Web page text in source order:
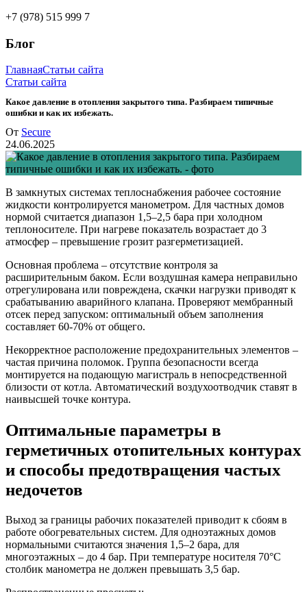
+7 (978) 515 999 7
Блог
ГлавнаяСтатьи сайта
Статьи сайта
Какое давление в отопления закрытого типа. Разбираем типичные
ошибки и как их избежать.
От Secure
24.06.2025
В замкнутых системах теплоснабжения рабочее состояние
жидкости контролируется манометром. Для частных домов
нормой считается диапазон 1,5–2,5 бара при холодном
теплоносителе. При нагреве показатель возрастает до 3
атмосфер – превышение грозит разгерметизацией.
Основная проблема – отсутствие контроля за
расширительным баком. Если воздушная камера неправильно
отрегулирована или повреждена, скачки нагрузки приводят к
срабатыванию аварийного клапана. Проверяют мембранный
отсек перед запуском: оптимальный объем заполнения
составляет 60-70% от общего.
Некорректное расположение предохранительных элементов –
частая причина поломок. Группа безопасности всегда
монтируется на подающую магистраль в непосредственной
близости от котла. Автоматический воздухоотводчик ставят в
наивысшей точке контура.
Оптимальные параметры в
герметичных отопительных контурах
и способы предотвращения частых
недочетов
Выход за границы рабочих показателей приводит к сбоям в
работе обогревательных систем. Для одноэтажных домов
нормальными считаются значения 1,5–2 бара, для
многоэтажных – до 4 бар. При температуре носителя 70°C
столбик манометра не должен превышать 3,5 бар.